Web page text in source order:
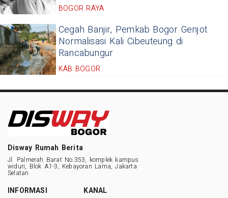
BOGOR RAYA
Cegah Banjir, Pemkab Bogor Genjot
Normalisasi Kali Cibeuteung di
Rancabungur
KAB BOGOR
Disway Rumah Berita
Jl. Palmerah Barat No.353, komplek kampus
widuri, Blok A1-3, Kebayoran Lama, Jakarta
Selatan
INFORMASI
KANAL